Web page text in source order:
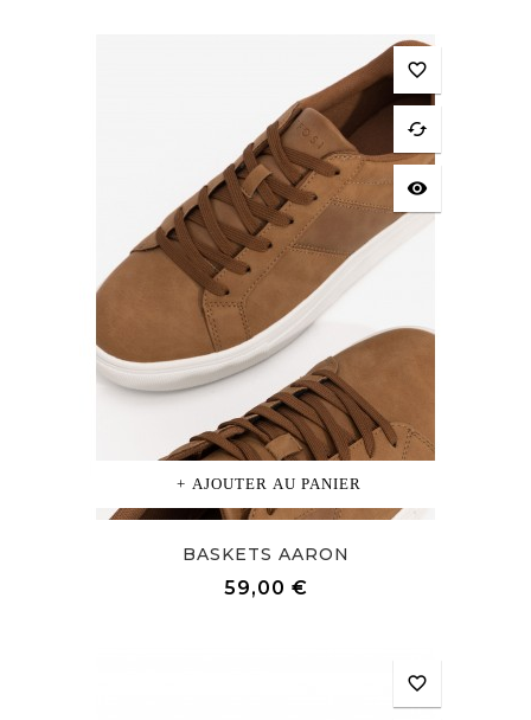
AJOUTER AU PANIER
favorite_border
cached
visibility
BASKETS AARON
59,00 €Prix
favorite_border